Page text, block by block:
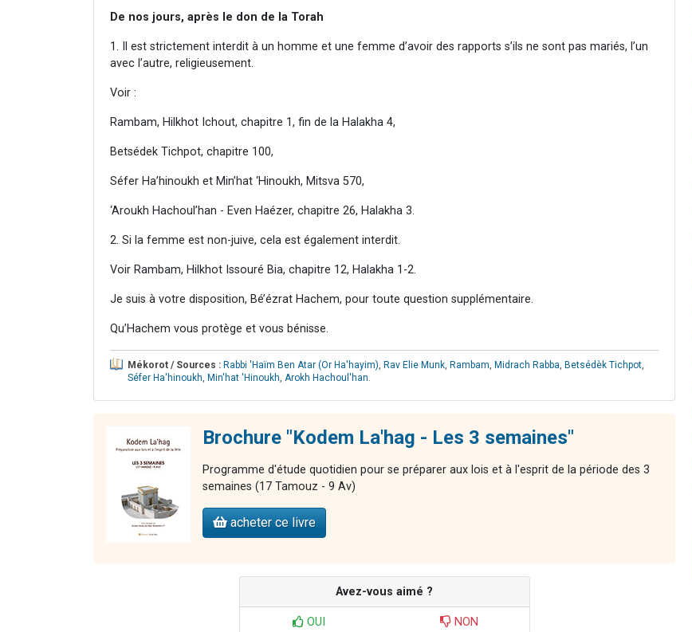
De nos jours, après le don de la Torah
1. Il est strictement interdit à un homme et une femme d’avoir des rapports s’ils ne sont pas mariés, l’un
avec l’autre, religieusement.
Voir :
Rambam, Hilkhot Ichout, chapitre 1, fin de la Halakha 4,
Betsédek Tichpot, chapitre 100,
Séfer Ha’hinoukh et Min’hat ‘Hinoukh, Mitsva 570,
‘Aroukh Hachoul’han - Even Haézer, chapitre 26, Halakha 3.
2. Si la femme est non-juive, cela est également interdit.
Voir Rambam, Hilkhot Issouré Bia, chapitre 12, Halakha 1-2.
Je suis à votre disposition, Bé’ézrat Hachem, pour toute question supplémentaire.
Qu’Hachem vous protège et vous bénisse.
Mékorot / Sources : Rabbi 'Haïm Ben Atar (Or Ha'hayim) Rav Elie Munk Rambam Midrach Rabba Betsédèk Tichpot
Séfer Ha'hinoukh Min'hat 'Hinoukh Arokh Hachoul'han
Brochure "Kodem La'hag - Les 3 semaines"
Programme d'étude quotidien pour se préparer aux lois et à l'esprit de la période des 3
semaines (17 Tamouz - 9 Av)
acheter ce livre
Avez-vous aimé ?
OUI NON